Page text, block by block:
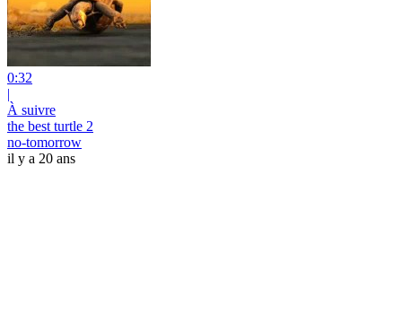
0:32
|
À suivre
the best turtle 2
no-tomorrow
il y a 20 ans